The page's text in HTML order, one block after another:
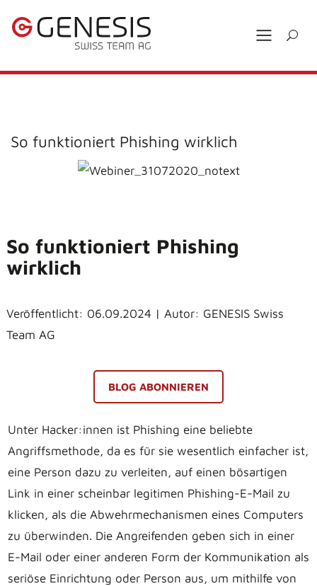
So funktioniert Phishing wirklich
So funktioniert Phishing
wirklich
Veröffentlicht: 06.09.2024 | Autor: GENESIS Swiss
Team AG
BLOG ABONNIEREN
Unter Hacker:innen ist Phishing eine beliebte
Angriffsmethode, da es für sie wesentlich einfacher ist,
eine Person dazu zu verleiten, auf einen bösartigen
Link in einer scheinbar legitimen Phishing-E-Mail zu
klicken, als die Abwehrmechanismen eines Computers
zu überwinden. Die Angreifenden geben sich in einer
E-Mail oder einer anderen Form der Kommunikation als
seriöse Einrichtung oder Person aus, um mithilfe von